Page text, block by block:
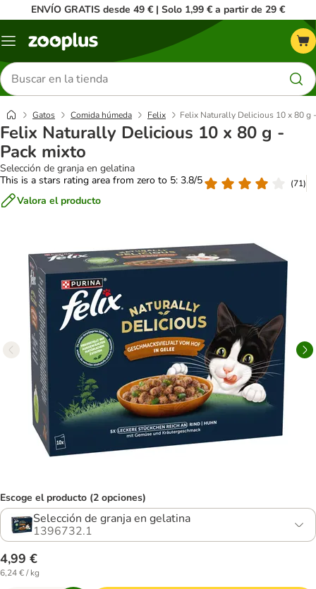
ENVÍO GRATIS desde 49 € | Solo 1,99 € a partir de 29 €
Menú
Buscar
productos
Gatos Comida húmeda Felix Felix Naturally Delicious 10 x 80 g
Felix Naturally Delicious 10 x 80 g -
Pack mixto
Selección de granja en gelatina
This is a stars rating area from zero to 5: 3.8/5
(71)
Valora el producto
Escoge el producto (2 opciones)
Selección de granja en gelatina
1396732.1
4,99 €
6,24 € / kg